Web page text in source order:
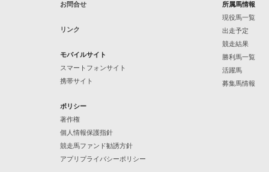
お問合せ
リンク
モバイルサイト
スマートフォンサイト
携帯サイト
ポリシー
著作権
個人情報保護指針
競走馬ファンド勧誘方針
アプリプライバシーポリシー
所属馬情報
現役馬一覧
出走予定
競走結果
勝利馬一覧
活躍馬
募集馬情報